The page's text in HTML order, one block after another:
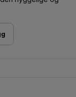
omfavnet,
kroppen.
opp over hodet.